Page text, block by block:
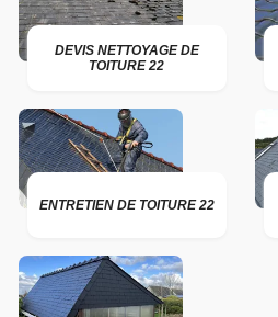
DEVIS NETTOYAGE DE
TOITURE 22
ENTRETIEN DE TOITURE 22